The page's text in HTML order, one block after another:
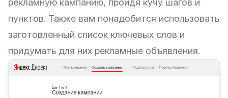
рекламную кампанию, пройдя кучу шагов и
пунктов. Также вам понадобится использовать
заготовленный список ключевых слов и
придумать для них рекламные объявления.